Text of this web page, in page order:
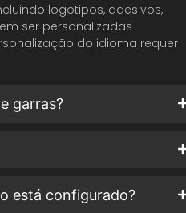
logotipos, adesivos,
ser personalizadas
do idioma requer
garras?
está configurado?